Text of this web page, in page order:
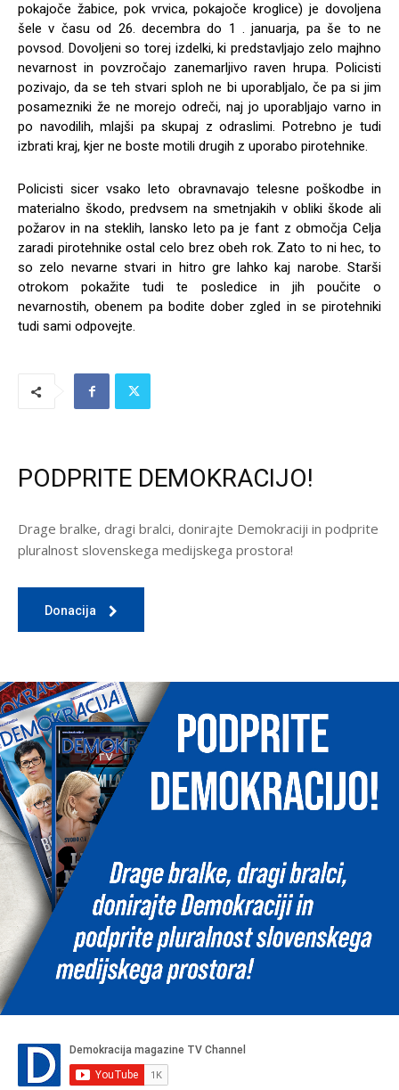
pokajoče žabice, pok vrvica, pokajoče kroglice) je dovoljena
šele v času od 26. decembra do 1 . januarja, pa še to ne
povsod. Dovoljeni so torej izdelki, ki predstavljajo zelo majhno
nevarnost in povzročajo zanemarljivo raven hrupa. Policisti
pozivajo, da se teh stvari sploh ne bi uporabljalo, če pa si jim
posamezniki že ne morejo odreči, naj jo uporabljajo varno in
po navodilih, mlajši pa skupaj z odraslimi. Potrebno je tudi
izbrati kraj, kjer ne boste motili drugih z uporabo pirotehnike.
Policisti sicer vsako leto obravnavajo telesne poškodbe in
materialno škodo, predvsem na smetnjakih v obliki škode ali
požarov in na steklih, lansko leto pa je fant z območja Celja
zaradi pirotehnike ostal celo brez obeh rok. Zato to ni hec, to
so zelo nevarne stvari in hitro gre lahko kaj narobe. Starši
otrokom pokažite tudi te posledice in jih poučite o
nevarnostih, obenem pa bodite dober zgled in se pirotehniki
tudi sami odpovejte.
PODPRITE DEMOKRACIJO!
Drage bralke, dragi bralci, donirajte Demokraciji in podprite
pluralnost slovenskega medijskega prostora!
Donacija